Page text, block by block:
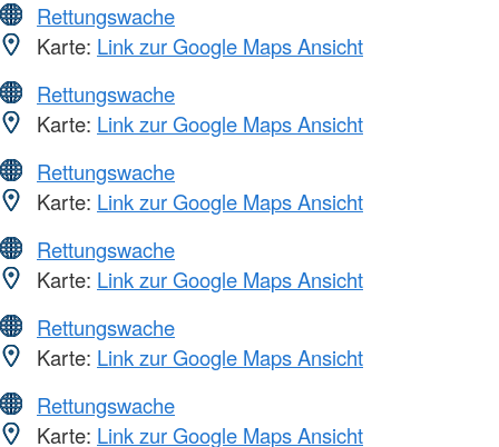
Rettungswache
Karte: Link zur Google Maps Ansicht
Rettungswache
Karte: Link zur Google Maps Ansicht
Rettungswache
Karte: Link zur Google Maps Ansicht
Rettungswache
Karte: Link zur Google Maps Ansicht
Rettungswache
Karte: Link zur Google Maps Ansicht
Rettungswache
Karte: Link zur Google Maps Ansicht